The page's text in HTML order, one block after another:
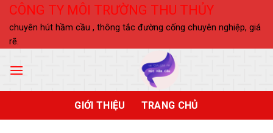
Skip
content
CÔNG TY MÔI TRƯỜNG THU THỦY
chuyên hút hầm cầu , thông tắc đường cống chuyên nghiệp, giá
rẽ.
GIỚI THIỆU TRANG CHỦ